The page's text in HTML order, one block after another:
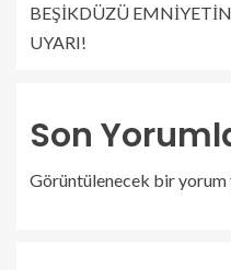
BEŞİKDÜZÜ
UYARI!
Son
Görüntülenecek bir yorum